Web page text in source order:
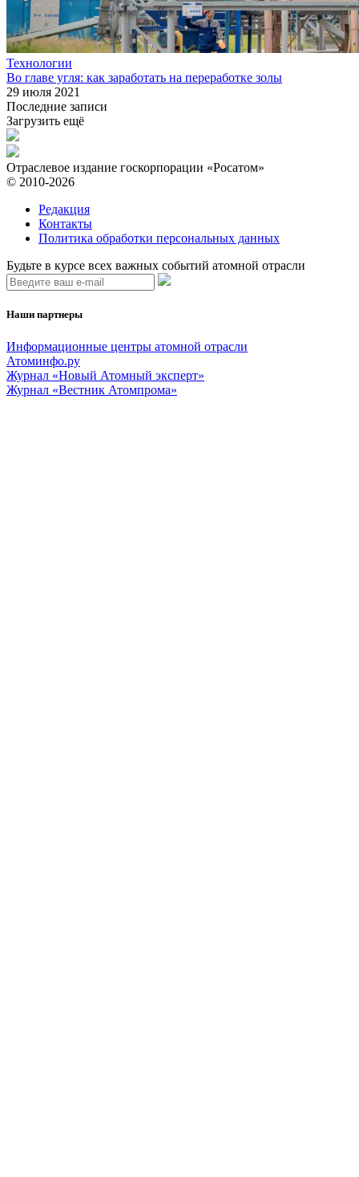
Технологии
Во главе угля: как заработать на переработке золы
29 июля 2021
Последние записи
Загрузить ещё
Отраслевое издание госкорпорации «Росатом»
© 2010-2026
Редакция
Контакты
Политика обработки персональных данных
Будьте в курсе всех важных событий атомной отрасли
Наши партнеры
Информационные центры атомной отрасли
Атоминфо.ру
Журнал «Новый Атомный эксперт»
Журнал «Вестник Атомпрома»